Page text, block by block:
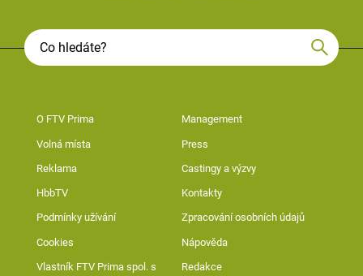
O FTV Prima Management
Volná místa Press
Reklama Castingy a výzvy
HbbTV Kontakty
Podmínky užívání Zpracování osobních údajů
Cookies Nápověda
Vlastník FTV Prima spol. s
Redakce